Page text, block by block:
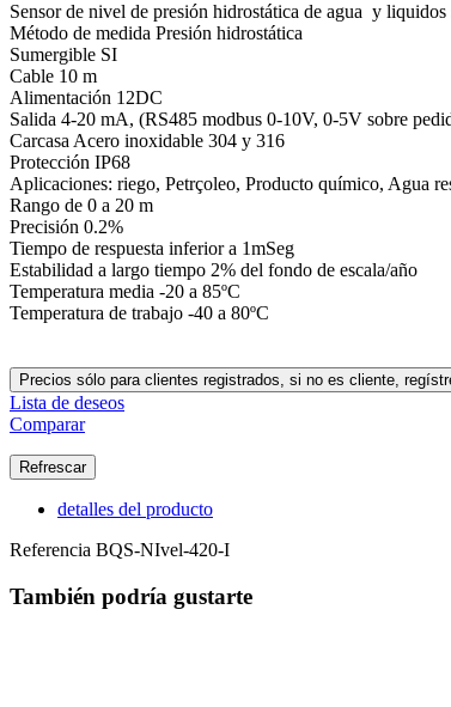
Sensor de nivel de presión hidrostática de agua y liquidos
Método de medida Presión hidrostática
Sumergible SI
Cable 10 m
Alimentación 12DC
Salida 4-20 mA, (RS485 modbus 0-10V, 0-5V sobre
Carcasa Acero inoxidable 304 y 316
Protección IP68
Aplicaciones: riego, Petrçoleo, Producto químico, Agua
Rango de 0 a 20 m
Precisión 0.2%
Tiempo de respuesta inferior a 1mSeg
Estabilidad a largo tiempo 2% del fondo de escala/año
Temperatura media -20 a 85ºC
Temperatura de trabajo -40 a 80ºC
Precios sólo para clientes registrados, si no es cliente,
Lista de deseos
Comparar
detalles del producto
Referencia BQS-NIvel-420-I
También podría gustarte